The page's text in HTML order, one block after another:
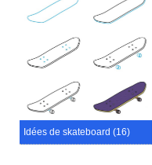
Idées de skateboard (16)